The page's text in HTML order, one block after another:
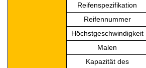
Reifenspezifikation
Reifennummer
Höchstgeschwindigkeit
Malen
Kapazität des